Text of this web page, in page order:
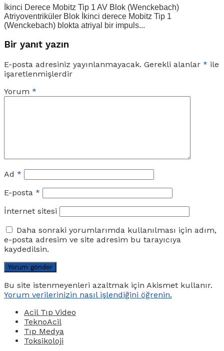
İkinci Derece Mobitz Tip 1 AV Blok (Wenckebach)
Atriyoventriküler Blok İkinci derece Mobitz Tip 1
(Wenckebach) blokta atriyal bir impuls...
Bir yanıt yazın
E-posta adresiniz yayınlanmayacak. Gerekli alanlar * ile
işaretlenmişlerdir
Yorum *
Ad *
E-posta *
İnternet sitesi
Daha sonraki yorumlarımda kullanılması için adım,
e-posta adresim ve site adresim bu tarayıcıya
kaydedilsin.
Bu site istenmeyenleri azaltmak için Akismet kullanır.
Yorum verilerinizin nasıl işlendiğini öğrenin.
Acil Tıp Video
TeknoAcil
Tıp Medya
Toksikoloji